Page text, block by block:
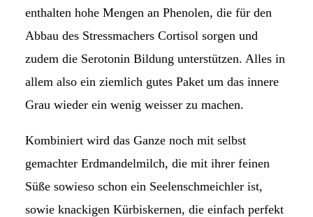
enthalten hohe Mengen an Phenolen, die für den
Abbau des Stressmachers Cortisol sorgen und
zudem die Serotonin Bildung unterstützen. Alles in
allem also ein ziemlich gutes Paket um das innere
Grau wieder ein wenig weisser zu machen.
Kombiniert wird das Ganze noch mit selbst
gemachter Erdmandelmilch, die mit ihrer feinen
Süße sowieso schon ein Seelenschmeichler ist,
sowie knackigen Kürbiskernen, die einfach perfekt